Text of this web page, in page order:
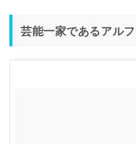
芸能一家であるアル